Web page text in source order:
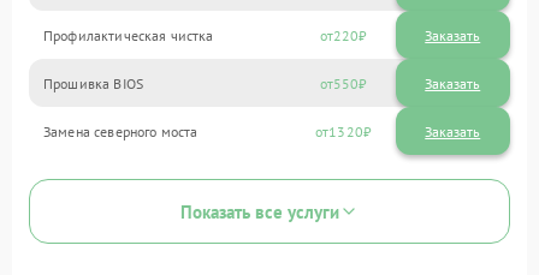
Профилактическая чистка 220
Прошивка BIOS 550
Замена северного моста 1320
Показать все услуги